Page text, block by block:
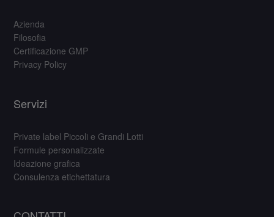
Azienda
Filosofia
Certificazione GMP
Privacy Policy
Servizi
Private label Piccoli e Grandi Lotti
Formule personalizzate
Ideazione grafica
Consulenza etichettatura